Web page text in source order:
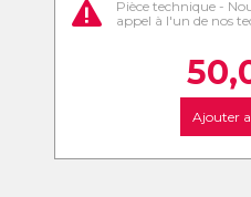
Pièce technique -
appel à l'un de nos
Ajouter